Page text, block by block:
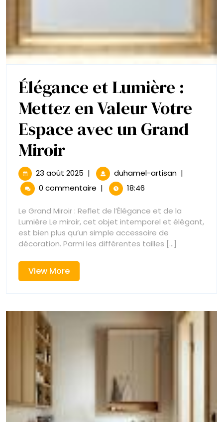
Élégance et Lumière :
Mettez en Valeur Votre
Espace avec un Grand
MiroirÉlégance
et
Lumière
:
Mettez
en
Valeur
Votre
Espace
avec
un
Grand
Miroir
23 août 2025 23
août
2025
| duhamel-artisanÉlégance
Mettez
en
Grand
|
0 commentaire | 18:46
Le Grand Miroir : Reflet de l’Élégance et de la
Lumière Le miroir, cet objet intemporel et élégant,
est bien plus qu’un simple accessoire de
décoration. Parmi les différentes tailles [...]
View MoreView
More